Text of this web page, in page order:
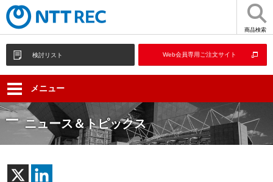
商品検索
検討リスト Web会員専用ご注文サイト
メニュー
ニュース＆トピックス